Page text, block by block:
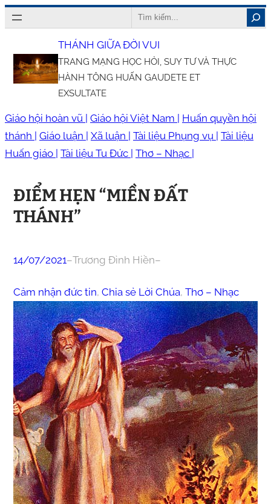
Chuyển
đến
nội
dung
Search
THÁNH GIỮA ĐỜI VUI
TRANG MẠNG HỌC HỎI, SUY TƯ VÀ THỰC
HÀNH TÔNG HUẤN GAUDETE ET
EXSULTATE
Giáo hội hoàn vũ | Giáo hội Việt Nam | Huấn quyền hội
thánh | Giáo luận | Xã luận | Tài liệu Phụng vụ | Tài liệu
Huấn giáo | Tài liệu Tu Đức | Thơ – Nhạc |
ĐIỂM HẸN “MIỀN ĐẤT
THÁNH”
14/07/2021–Trương Đình Hiền–
Cảm nhận đức tin, Chia sẻ Lời Chúa, Thơ – Nhạc